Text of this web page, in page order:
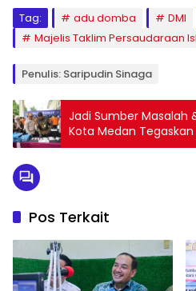
Tag: adu domba DMI
Majelis Taklim Persaudaraan
Penulis: Saripudin Sinaga
Jadi Sumber Masalah
Kota Medan
Narkoba Tanpa
Pos Terkait